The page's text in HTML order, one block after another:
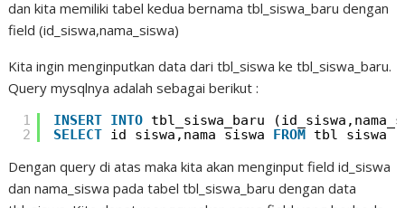
dan kita memiliki tabel kedua bernama tbl_siswa_baru dengan
field (id_siswa,nama_siswa)
Kita ingin menginputkan data dari tbl_siswa ke tbl_siswa_baru.
Query mysqlnya adalah sebagai berikut :
1
2
INSERT INTO tbl_siswa_baru
SELECT id_siswa,nama_siswa FROM tbl_siswa
Dengan query di atas maka kita akan menginput field id_siswa
dan nama_siswa pada tabel tbl_siswa_baru dengan data